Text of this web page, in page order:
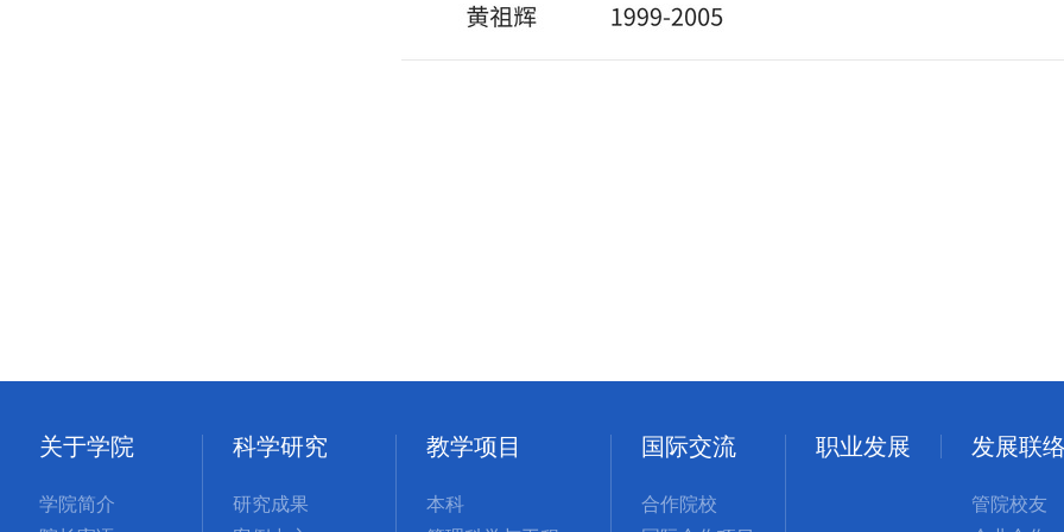
关于学院
学院简介
科学研究
研究成果
教学项目
本科
国际交流
合作院校
职业发展 发展联
管院校友